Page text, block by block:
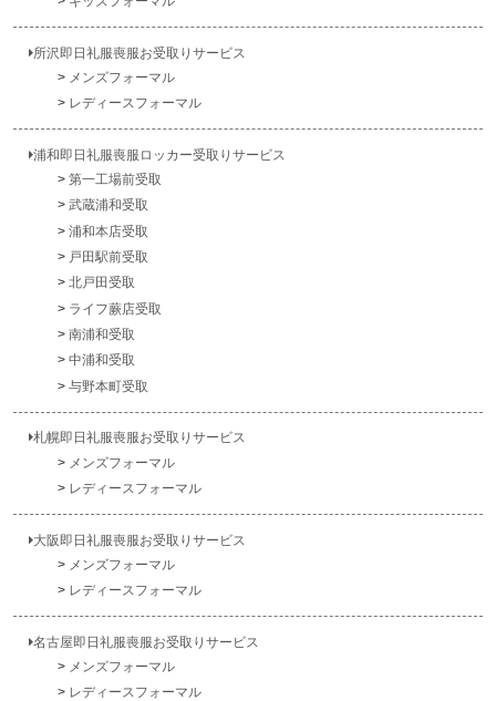
所沢即日礼服喪服お受取りサービス
メンズフォーマル
レディースフォーマル
浦和即日礼服喪服ロッカー受取りサービス
第一工場前受取
武蔵浦和受取
浦和本店受取
戸田駅前受取
北戸田受取
ライフ蕨店受取
南浦和受取
中浦和受取
与野本町受取
札幌即日礼服喪服お受取りサービス
メンズフォーマル
レディースフォーマル
大阪即日礼服喪服お受取りサービス
メンズフォーマル
レディースフォーマル
名古屋即日礼服喪服お受取りサービス
メンズフォーマル
レディースフォーマル